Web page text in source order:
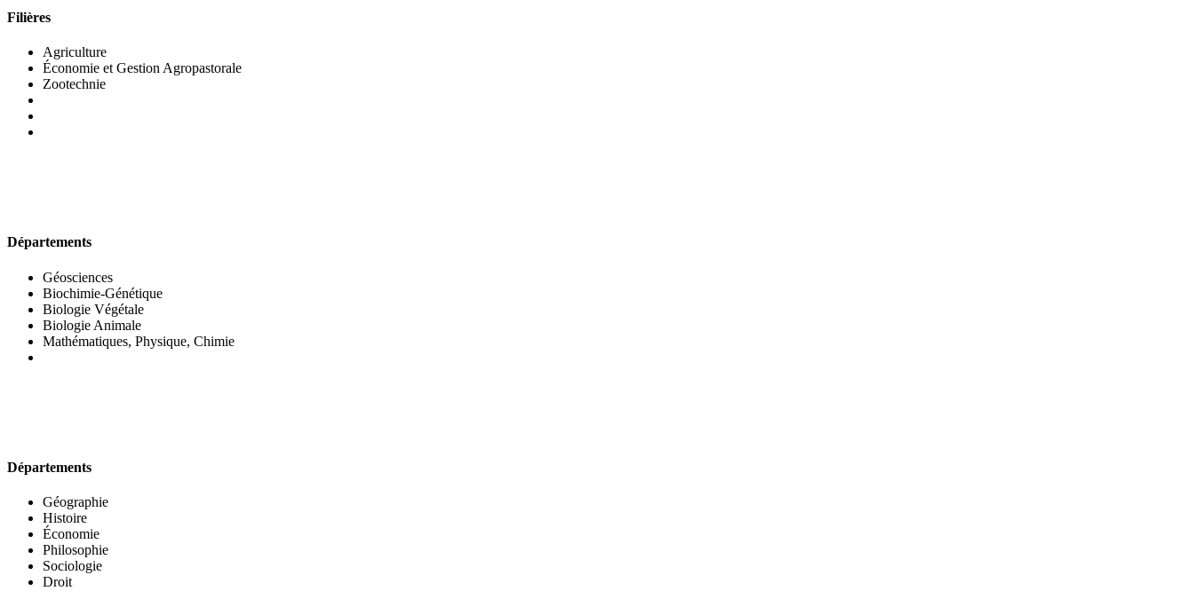
Filières
Agriculture
Économie et Gestion Agropastorale
Zootechnie
Départements
Géosciences
Biochimie-Génétique
Biologie Végétale
Biologie Animale
Mathématiques, Physique, Chimie
Départements
Géographie
Histoire
Économie
Philosophie
Sociologie
Droit